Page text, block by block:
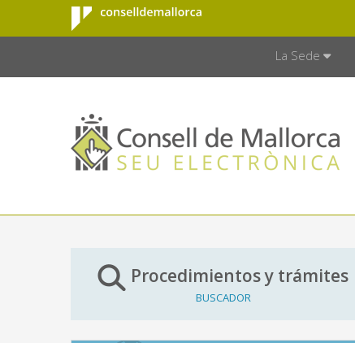
Saltar al contenido principal
Consell de
Mallorca
La Sede
Procedimientos y trámites
BUSCADOR